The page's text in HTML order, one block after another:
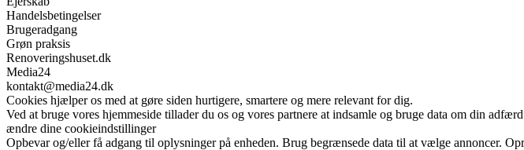
Handelsbetingelser
Brugeradgang
Grøn praksis
Renoveringshuset.dk
Media24
kontakt@media24.dk
Cookies hjælper os med at gøre siden hurtigere, smartere og mere relevant for dig.
Ved at bruge vores hjemmeside tillader du os og vores partnere at indsamle og bruge data om din
ændre dine cookieindstillinger
Opbevar og/eller få adgang til oplysninger på enheden. Brug begrænsede data til at vælge annoncer.